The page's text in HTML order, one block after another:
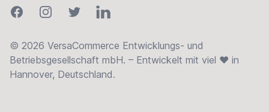
FacebookInstagramTwitterLinkedIn
© 2026 VersaCommerce Entwicklungs- und
Betriebsgesellschaft mbH. – Entwickelt mit viel ❤ in
Hannover, Deutschland.